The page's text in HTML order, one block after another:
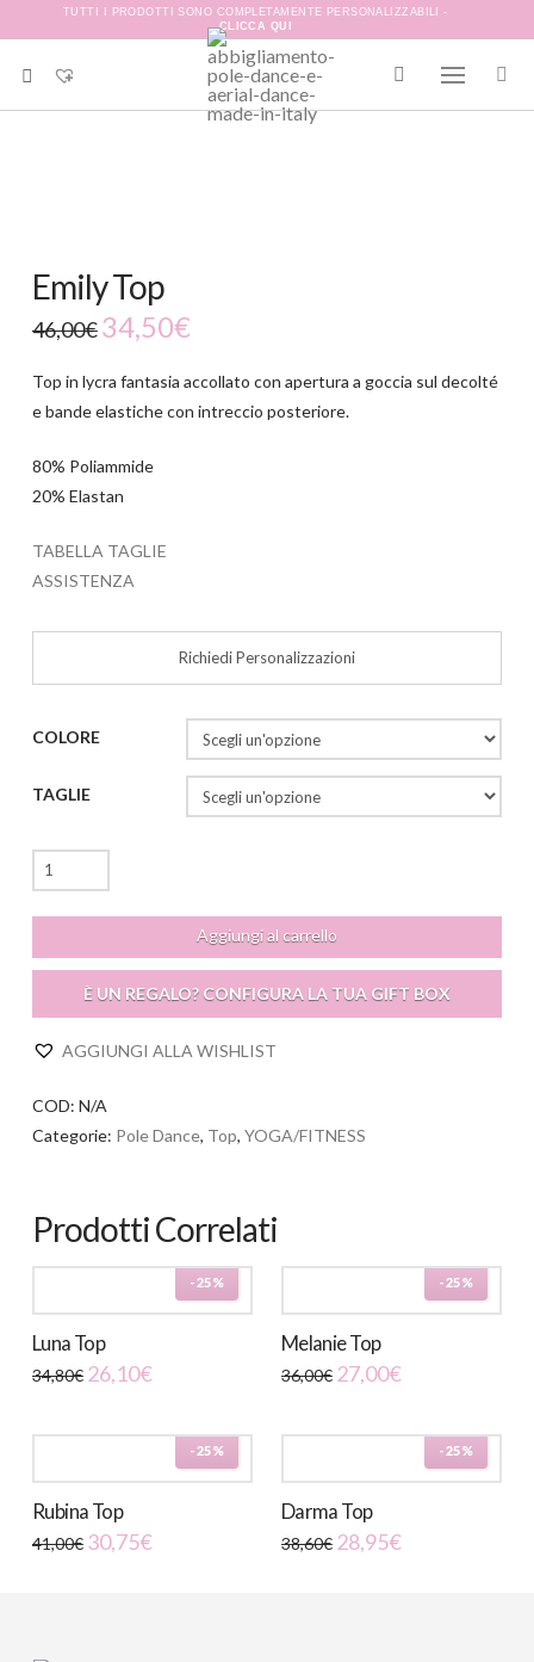
TUTTI I PRODOTTI SONO COMPLETAMENTE PERSONALIZZABILI -
CLICCA QUI
Emily Top
46,00€34,50€
Top in lycra fantasia accollato con apertura a goccia sul decolté
e bande elastiche con intreccio posteriore.
80% Poliammide
20% Elastan
TABELLA TAGLIE
ASSISTENZA
Richiedi Personalizzazioni
COLORE
TAGLIE
Emily
Top
quantità
Aggiungi al carrello
È UN REGALO? CONFIGURA LA TUA GIFT BOX
AGGIUNGI ALLA WISHLIST
COD: N/A
Categorie: Pole Dance, Top, YOGA/FITNESS
Prodotti Correlati
-25%
Luna Top
34,80€ 26,10€
più
varianti.
Le
-25%
Melanie Top
36,00€ 27,00€
più
varianti.
Le
-25%
Rubina Top
41,00€ 30,75€
più
-25%
Darma Top
38,60€ 28,95€